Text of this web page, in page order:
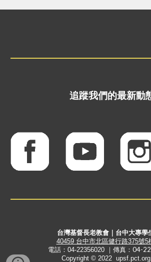
追蹤我們的最新動
台灣基督長老教會｜台中大專學
40459 台中市北區健行路375號5
電話：04-22356020 ｜ 傳真：04-
Copyright © 2022